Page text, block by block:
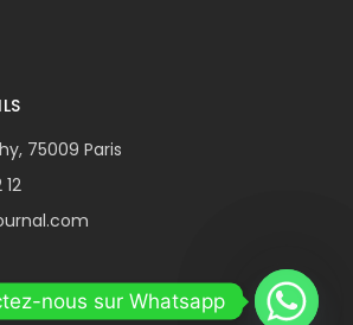
75009 Paris
nous sur Whatsapp